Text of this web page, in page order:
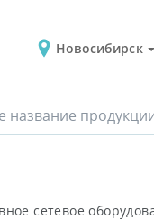
Новосибирск
сетевое